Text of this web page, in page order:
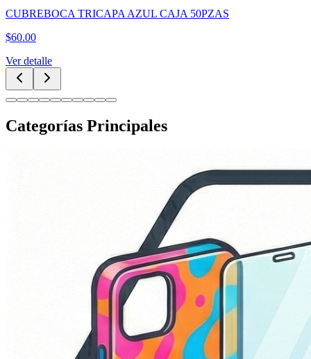
CUBREBOCA TRICAPA AZUL CAJA 50PZAS
$60.00
Ver detalle
Categorías Principales